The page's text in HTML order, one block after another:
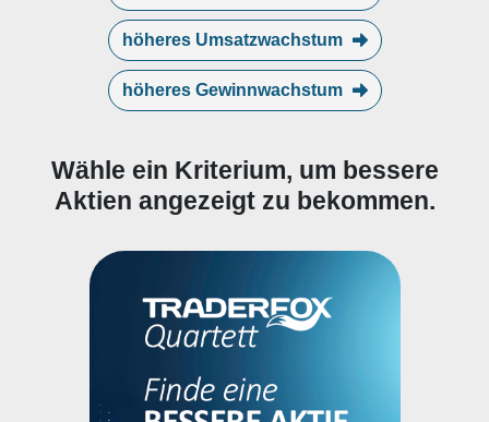
höheres Umsatzwachstum
höheres Gewinnwachstum
Wähle ein Kriterium, um bessere
Aktien angezeigt zu bekommen.